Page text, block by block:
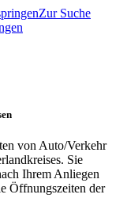
Zur Suche
von Auto/Verkehr
Sie
Ihrem Anliegen
Öffnungszeiten der